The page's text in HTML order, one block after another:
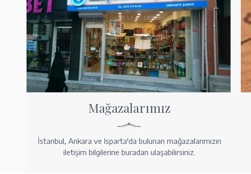
Mağazalarımız
İstanbul, Ankara ve Isparta'da bulunan mağazalarımızın
iletişim bilgilerine buradan ulaşabilirsiniz.